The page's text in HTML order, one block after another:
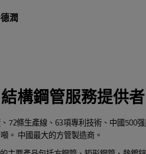
潤
構鋼管服務提供者
72條生產線、63項專利技術、中國500
。 中國最大的方管製造商。